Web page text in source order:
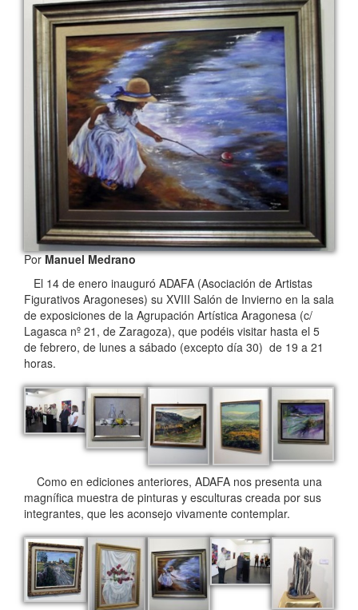
PorManuel Medrano
El 14 de enero inauguró ADAFA (Asociación de Artistas
Figurativos Aragoneses) su XVIII Salón de Invierno en la sala
de exposiciones de la Agrupación Artística Aragonesa (c/
Lagasca nº 21, de Zaragoza), que podéis visitar hasta el 5
de febrero, de lunes a sábado (excepto día 30) de 19 a 21
horas.
Como en ediciones anteriores, ADAFA nos presenta una
magnífica muestra de pinturas y esculturas creada por sus
integrantes, que les aconsejo vivamente contemplar.